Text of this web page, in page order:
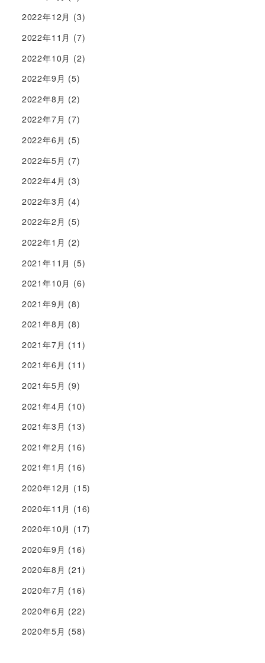
2022年12月 (3)
2022年11月 (7)
2022年10月 (2)
2022年9月 (5)
2022年8月 (2)
2022年7月 (7)
2022年6月 (5)
2022年5月 (7)
2022年4月 (3)
2022年3月 (4)
2022年2月 (5)
2022年1月 (2)
2021年11月 (5)
2021年10月 (6)
2021年9月 (8)
2021年8月 (8)
2021年7月 (11)
2021年6月 (11)
2021年5月 (9)
2021年4月 (10)
2021年3月 (13)
2021年2月 (16)
2021年1月 (16)
2020年12月 (15)
2020年11月 (16)
2020年10月 (17)
2020年9月 (16)
2020年8月 (21)
2020年7月 (16)
2020年6月 (22)
2020年5月 (58)